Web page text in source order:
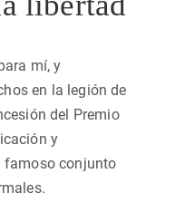
mí, y
en la legión de
del Premio
y
famoso conjunto